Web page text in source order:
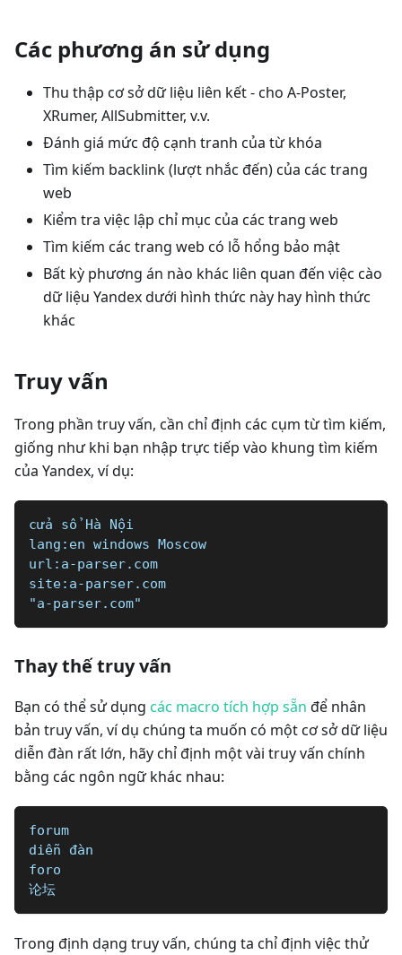
Các phương án sử dụng
Thu thập cơ sở dữ liệu liên kết - cho A-Poster,
XRumer, AllSubmitter, v.v.
Đánh giá mức độ cạnh tranh của từ khóa
Tìm kiếm backlink (lượt nhắc đến) của các trang
web
Kiểm tra việc lập chỉ mục của các trang web
Tìm kiếm các trang web có lỗ hổng bảo mật
Bất kỳ phương án nào khác liên quan đến việc cào
dữ liệu Yandex dưới hình thức này hay hình thức
khác
Truy vấn
Trong phần truy vấn, cần chỉ định các cụm từ tìm kiếm,
giống như khi bạn nhập trực tiếp vào khung tìm kiếm
của Yandex, ví dụ:
cửa sổ Hà Nội
lang:en windows Moscow
url:a-parser.com
site:a-parser.com
"a-parser.com"
Thay thế truy vấn
Bạn có thể sử dụng các macro tích hợp sẵn để nhân
bản truy vấn, ví dụ chúng ta muốn có một cơ sở dữ liệu
diễn đàn rất lớn, hãy chỉ định một vài truy vấn chính
bằng các ngôn ngữ khác nhau:
forum
diễn đàn
foro
论坛
Trong định dạng truy vấn, chúng ta chỉ định việc thử